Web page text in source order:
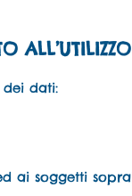
dati:
ai soggetti